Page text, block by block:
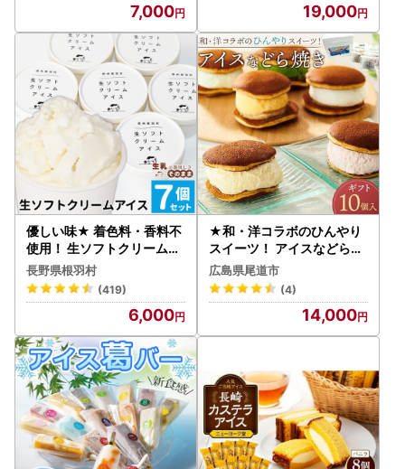
7,000 19,000
優しい味★ 着色料・香料不
使用！ 生ソフトクリームア
イス 7個セット アイスクリ
ーム ミルク 牛乳 根羽村 ネ
バーランド 6000円
長野県根羽村
(419)
6,000
★和・洋コラボのひんやり
スイーツ！ アイスなどら焼
きギフト10個入り【スピー
ド配送】
広島県尾道市
(4)
14,000